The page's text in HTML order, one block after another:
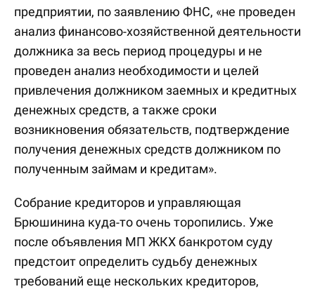
предприятии, по заявлению ФНС, «не проведен
анализ финансово-хозяйственной деятельности
должника за весь период процедуры и не
проведен анализ необходимости и целей
привлечения должником заемных и кредитных
денежных средств, а также сроки
возникновения обязательств, подтверждение
получения денежных средств должником по
полученным займам и кредитам».
Собрание кредиторов и управляющая
Брюшинина куда-то очень торопились. Уже
после объявления МП ЖКХ банкротом суду
предстоит определить судьбу денежных
требований еще нескольких кредиторов,